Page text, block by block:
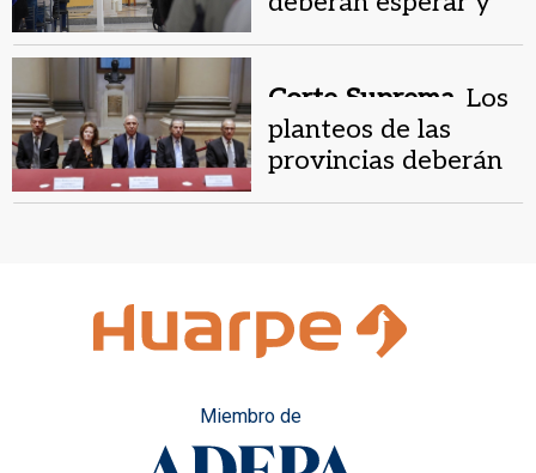
Corte Suprema. Los
planteos de las
provincias deberán
Miembro de